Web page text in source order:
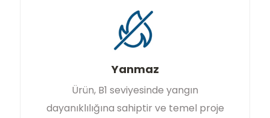
Yanmaz
Ürün, B1 seviyesinde yangın
dayanıklılığına sahiptir ve temel proje